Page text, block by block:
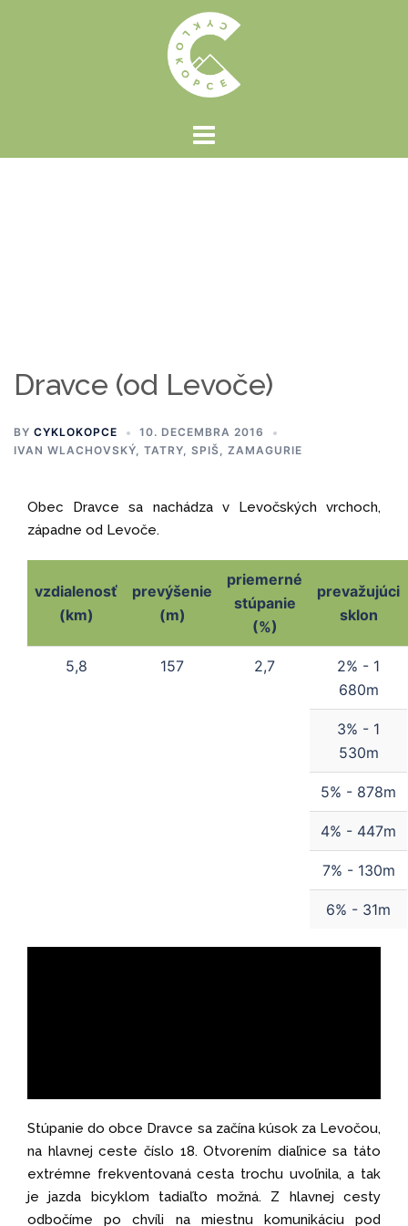
Dravce (od Levoče)
BY CYKLOKOPCE
10. DECEMBRA 2016
IVAN WLACHOVSKÝ, TATRY, SPIŠ, ZAMAGURIE
Obec Dravce sa nachádza v Levočských vrchoch,
západne od Levoče.
vzdialenosť
(km)
prevýšenie
(m)
priemerné
stúpanie
(%)
prevažujúci
sklon
5,8 157 2,7
2% - 1
680m
3% - 1
530m
5% - 878m
4% - 447m
7% - 130m
6% - 31m
Stúpanie do obce Dravce sa začína kúsok za Levočou,
na hlavnej ceste číslo 18. Otvorením diaľnice sa táto
extrémne frekventovaná cesta trochu uvoľnila, a tak
je jazda bicyklom tadiaľto možná. Z hlavnej cesty
odbočíme po chvíli na miestnu komunikáciu pod